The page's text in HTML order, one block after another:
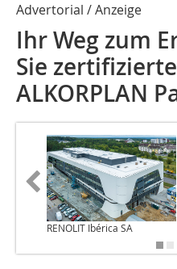
Advertorial / Anzeige
Ihr Weg zum
Sie
ALKORPLAN
RENOLIT Ibérica SA